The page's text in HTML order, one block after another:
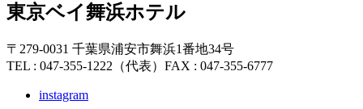
東京ベイ舞浜ホテル
〒279-0031 千葉県浦安市舞浜1番地34号
TEL : 047-355-1222（代表） FAX : 047-355-6777
instagram